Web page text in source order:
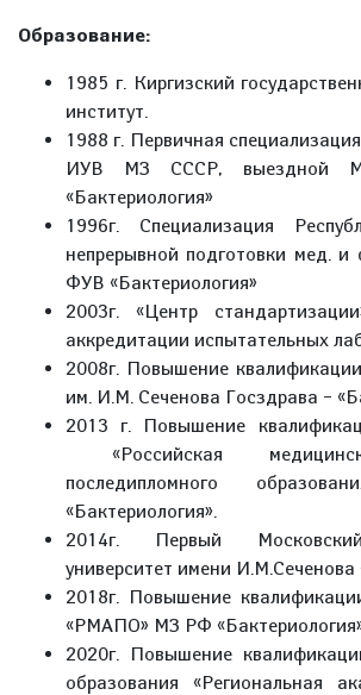
Образование:
1985 г. Киргизский
институт.
1988 г. Первичная
ИУВ МЗ СССР, выездной
«Бактериология»
1996г. Специализация
непрерывной подготовки мед. и
ФУВ «Бактериология»
2003г. «Центр
аккредитации испытательных
2008г. Повышение
им. И.М. Сеченова Госздрава –
2013 г. Повышение
«Российская
последипломного
«Бактериология».
2014г. Первый
университет имени
2018г. Повышение
«РМАПО» МЗ РФ
2020г. Повышение
образования «Региональная